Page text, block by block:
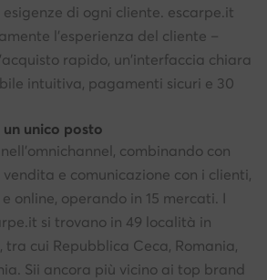
di ogni cliente. escarpe.it
l'esperienza del cliente –
rapido, un'interfaccia chiara
intuitiva, pagamenti sicuri e 30
unico posto
combinando con
e comunicazione con i clienti,
online, operando in 15 mercati. I
si trovano in 49 località in
tra cui Repubblica Ceca, Romania,
Sii ancora più vicino ai top brand